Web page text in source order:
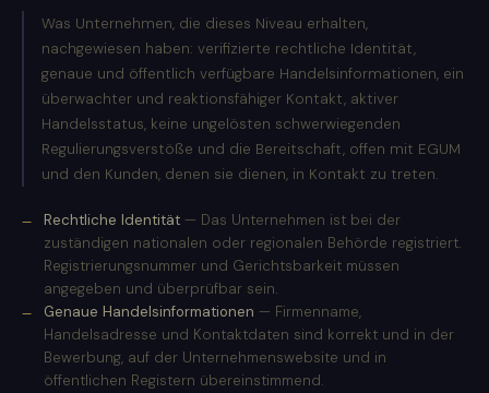
Was Unternehmen, die dieses Niveau erhalten,
nachgewiesen haben: verifizierte rechtliche Identität,
genaue und öffentlich verfügbare Handelsinformationen, ein
überwachter und reaktionsfähiger Kontakt, aktiver
Handelsstatus, keine ungelösten schwerwiegenden
Regulierungsverstöße und die Bereitschaft, offen mit EGUM
und den Kunden, denen sie dienen, in Kontakt zu treten.
Rechtliche Identität — Das Unternehmen ist bei der
zuständigen nationalen oder regionalen Behörde registriert.
Registrierungsnummer und Gerichtsbarkeit müssen
angegeben und überprüfbar sein.
Genaue Handelsinformationen — Firmenname,
Handelsadresse und Kontaktdaten sind korrekt und in der
Bewerbung, auf der Unternehmenswebsite und in
öffentlichen Registern übereinstimmend.